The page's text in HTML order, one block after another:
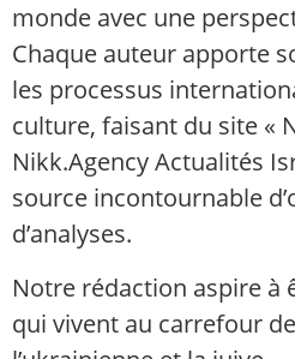
monde avec une
Chaque auteur apporte
les processus
culture, faisant du site «
Nikk.Agency Actualités
source incontournable
d’analyses.
Notre rédaction aspire à
qui vivent au carrefour